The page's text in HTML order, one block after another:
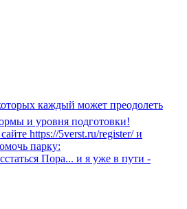
каждый может преодолеть
и уровня подготовки!
https://5verst.ru/register/ и
парку:
Пора... и я уже в пути -